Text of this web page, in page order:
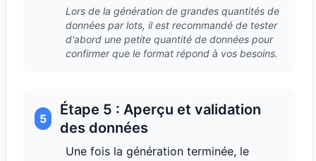
Lors de la génération de grandes quantités de
données par lots, il est recommandé de tester
d'abord une petite quantité de données pour
confirmer que le format répond à vos besoins.
5
Étape 5 : Aperçu et validation
des données
Une fois la génération terminée, le